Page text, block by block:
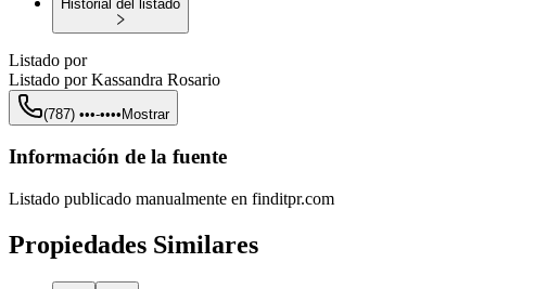
Historial del listado
Listado por
Listado por Kassandra Rosario
(787) •••-••••Mostrar
Información de la fuente
Listado publicado manualmente en finditpr.com
Propiedades Similares